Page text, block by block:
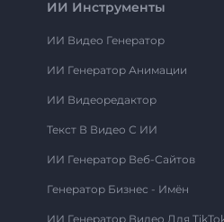
ИИ Инструменты
ИИ Видео Генератор
ИИ Генератор Анимации
ИИ Видеоредактор
Текст В Видео С ИИ
ИИ Генератор Веб-Сайтов
Генератор Бизнес - Имён
ИИ Генератор Видео Для